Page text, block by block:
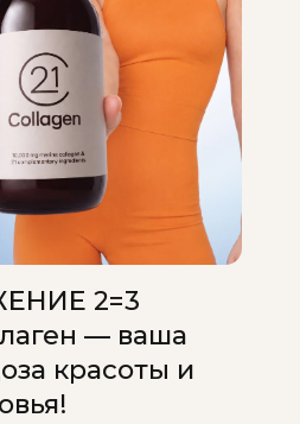
2=3
— ваша
красоты и